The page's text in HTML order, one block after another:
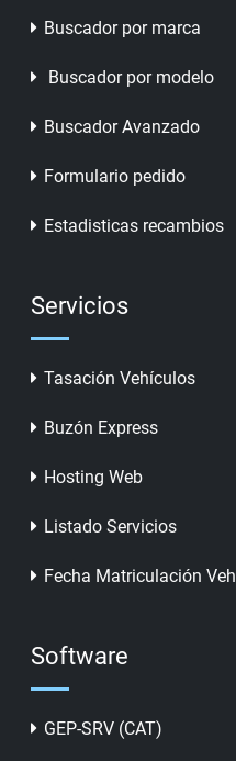
Buscador por marca
Buscador por modelo
Buscador Avanzado
Formulario pedido
Estadisticas recambios
Servicios
Tasación Vehículos
Buzón Express
Hosting Web
Listado Servicios
Fecha Matriculación
Software
GEP-SRV (CAT)